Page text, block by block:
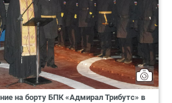
на борту БПК «Адмирал Трибутс» в